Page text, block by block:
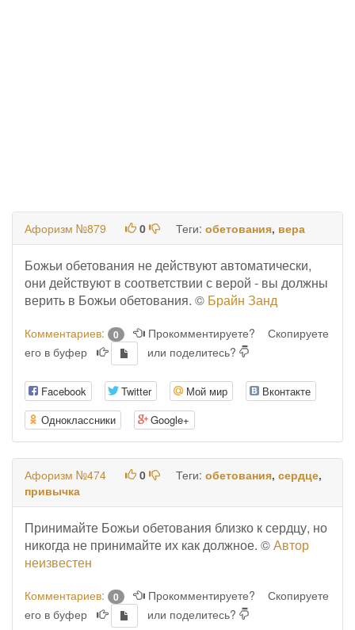
Афоризм №879 0 Теги: обетования, вера
Божьи обетования не действуют автоматически,
они действуют в соответствии с верой - вы должны
верить в Божьи обетования. © Брайн Занд
Комментариев: 0 Прокомментируете?
Скопируете
его в буфер
или поделитесь?
Facebook Twitter Мой мир
Вконтакте
Одноклассники
Google+
Афоризм №474 0 Теги: обетования, сердце,
привычка
Принимайте Божьи обетования близко к сердцу, но
никогда не принимайте их как должное. ©Автор
неизвестен
Комментариев: 0 Прокомментируете?
Скопируете
его в буфер
или поделитесь?